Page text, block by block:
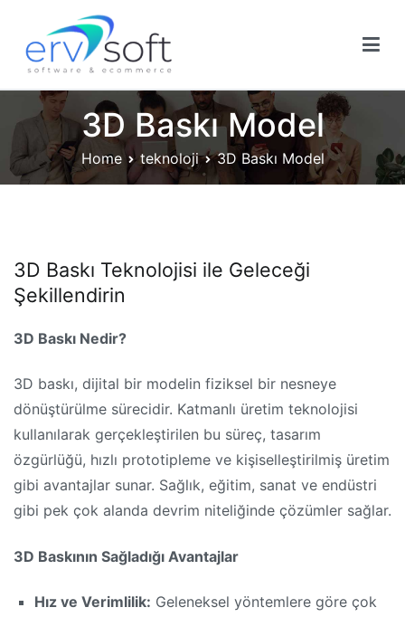
content
Ervsoft ® | İzmir Web Tasarım | Reklam Yazılım
Firması
3D Baskı Model
Home teknoloji 3D Baskı Model
3D Baskı Teknolojisi ile Geleceği
Şekillendirin
3D Baskı Nedir?
3D baskı, dijital bir modelin fiziksel bir nesneye
dönüştürülme sürecidir. Katmanlı üretim teknolojisi
kullanılarak gerçekleştirilen bu süreç, tasarım
özgürlüğü, hızlı prototipleme ve kişiselleştirilmiş üretim
gibi avantajlar sunar. Sağlık, eğitim, sanat ve endüstri
gibi pek çok alanda devrim niteliğinde çözümler sağlar.
3D Baskının Sağladığı Avantajlar
Hız ve Verimlilik: Geleneksel yöntemlere göre çok